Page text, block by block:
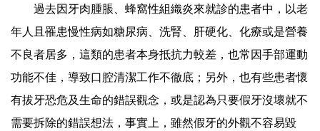
過去因牙肉腫脹、蜂窩性組織炎來就診的患者中，以老
年人且罹患慢性病如糖尿病、洗腎、肝硬化、化療或是營養
不良者居多，這類的患者本身抵抗力較差，也常因手部運動
功能不佳，導致口腔清潔工作不徹底；另外，也有些患者懷
有拔牙恐危及生命的錯誤觀念，或是認為只要假牙沒壞就不
需要拆除的錯誤想法，事實上，雖然假牙的外觀不容易毀